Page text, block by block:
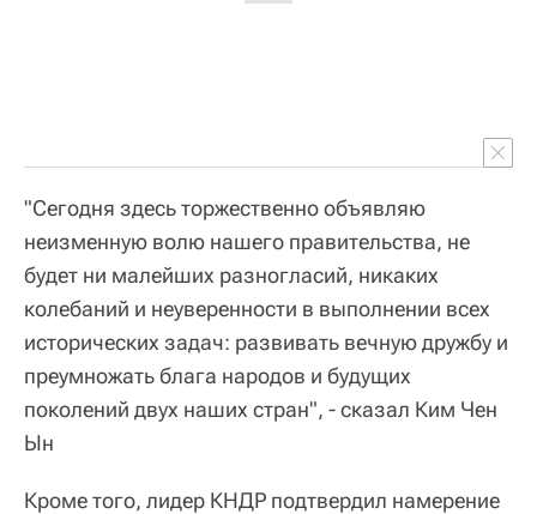
"Сегодня здесь торжественно объявляю
неизменную волю нашего правительства, не
будет ни малейших разногласий, никаких
колебаний и неуверенности в выполнении всех
исторических задач: развивать вечную дружбу и
преумножать блага народов и будущих
поколений двух наших стран", - сказал Ким Чен
Ын
Кроме того, лидер КНДР подтвердил намерение